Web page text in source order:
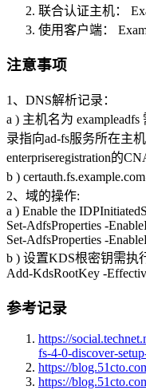
联合认证主机：
使用客户端：
注意事项
1、DNS解析记录：
a ) 主机名为
录指向ad-fs服务所在主
enterpriseregistration的
b )
2、域的操作:
a ) Enable the
Set-AdfsProperties -
Set-AdfsProperties -
b ) 设置KDS根密钥需执
Add-KdsRootKey -
参考记录
https://
fs-4-0-discover-
https://
https://